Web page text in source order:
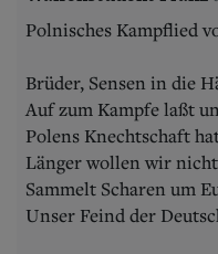
Polnisches Kampflied
Brüder, Sensen in die
Auf zum Kampfe laßt
Polens Knechtschaft
Länger wollen wir
Sammelt Scharen um
Unser Feind der